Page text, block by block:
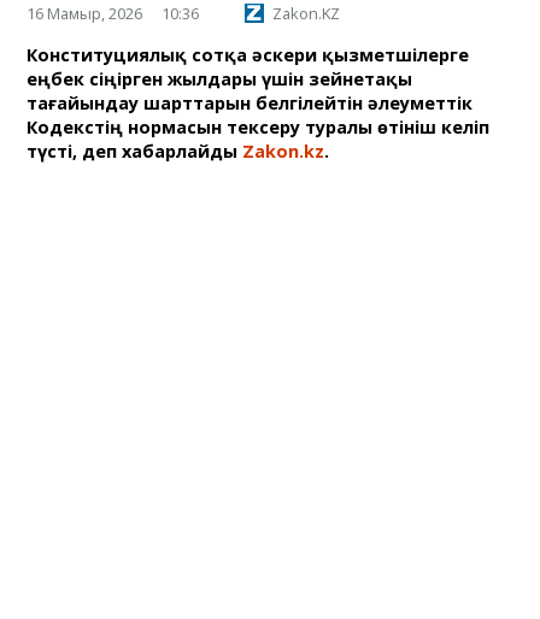
16 Мамыр, 2026 10:36 Zakon.KZ
Конституциялық сотқа әскери қызметшілерге
еңбек сіңірген жылдары үшін зейнетақы
тағайындау шарттарын белгілейтін әлеуметтік
Кодекстің нормасын тексеру туралы өтініш келіп
түсті, деп хабарлайды Zakon.kz.